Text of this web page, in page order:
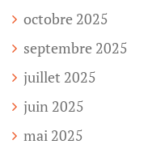
octobre 2025
septembre 2025
juillet 2025
juin 2025
mai 2025